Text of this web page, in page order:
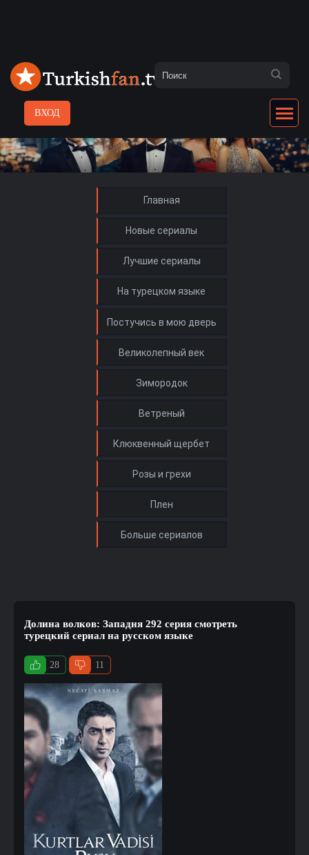
ВХОД
Главная
Новые сериалы
Лучшие сериалы
На турецком языке
Долина волков: Западня 292 серия смотреть
турецкий сериал на русском языке
28 11